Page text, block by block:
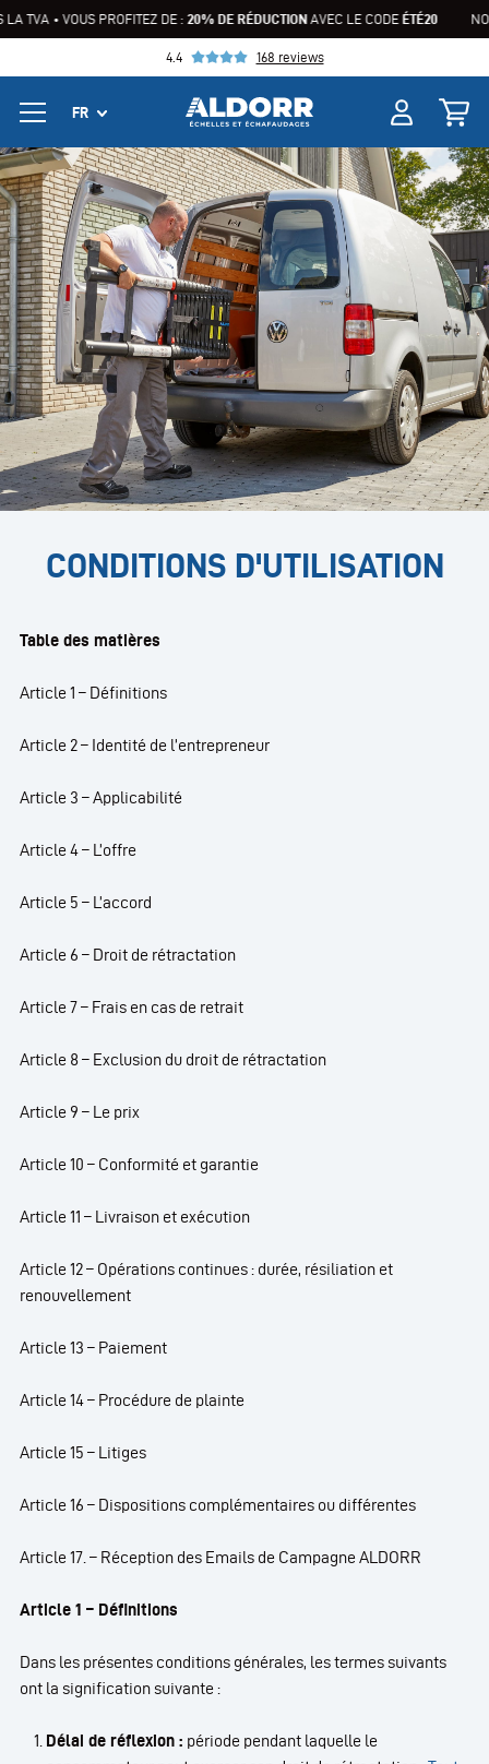
• VOUS PROFITEZ DE :20% DE RÉDUCTIONAVEC LE CODEÉTÉ20 NOUS
4.4 168 reviews
CONDITIONS D'UTILISATION
Table des matières
Article 1 – Définitions
Article 2 – Identité de l’entrepreneur
Article 3 – Applicabilité
Article 4 – L’offre
Article 5 – L’accord
Article 6 – Droit de rétractation
Article 7 – Frais en cas de retrait
Article 8 – Exclusion du droit de rétractation
Article 9 – Le prix
Article 10 – Conformité et garantie
Article 11 – Livraison et exécution
Article 12 – Opérations continues : durée, résiliation et
renouvellement
Article 13 – Paiement
Article 14 – Procédure de plainte
Article 15 – Litiges
Article 16 – Dispositions complémentaires ou différentes
Article 17. – Réception des Emails de Campagne ALDORR
Article 1 – Définitions
Dans les présentes conditions générales, les termes suivants
ont la signification suivante :
Délai de réflexion : période pendant laquelle le